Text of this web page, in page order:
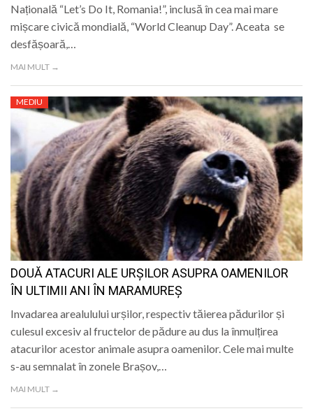
Națională “Let’s Do It, Romania!”, inclusă în cea mai mare
mișcare civică mondială, “World Cleanup Day”. Aceata se
desfășoară,…
MAI MULT →
MEDIU
DOUĂ ATACURI ALE URȘILOR ASUPRA OAMENILOR
ÎN ULTIMII ANI ÎN MARAMUREȘ
Invadarea arealulului urșilor, respectiv tăierea pădurilor și
culesul excesiv al fructelor de pădure au dus la înmulțirea
atacurilor acestor animale asupra oamenilor. Cele mai multe
s-au semnalat în zonele Brașov,…
MAI MULT →